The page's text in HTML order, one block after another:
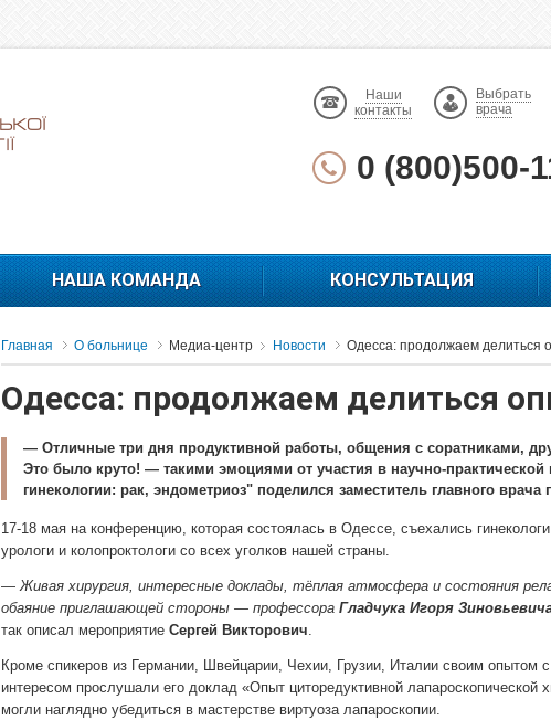
Наши
контакты
Выбрать
врача
0 (800)500-
НАША КОМАНДА КОНСУЛЬТАЦИЯ
Главная О больнице Медиа-центр Новости Одесса: продолжаем делиться
Одесса: продолжаем делиться
— Отличные три дня продуктивной работы, общения с соратниками,
Это было круто! — такими эмоциями от участия в научно-
гинекологии: рак, эндометриоз" поделился заместитель главного
17-18 мая на конференцию, которая состоялась в Одессе, съехались
урологи и колопроктологи со всех уголков нашей страны.
—Живая хирургия, интересные доклады, тёплая атмосфера и состояния
обаяние приглашающей стороны — профессора Гладчука Игоря
так описал мероприятие Сергей Викторович.
Кроме спикеров из Германии, Швейцарии, Чехии, Грузии, Италии своим опытом
интересом прослушали его доклад «Опыт циторедуктивной
могли наглядно убедиться в мастерстве виртуоза лапароскопии.